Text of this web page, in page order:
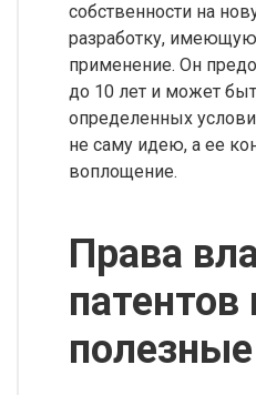
собственности на
разработку, имеющую
применение. Он
до 10 лет и может
определенных
не саму идею, а ее
воплощение.
Права
патентов